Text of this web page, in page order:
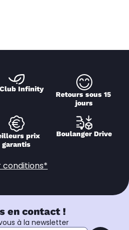
Infinity
Retours sous 15
jours
prix
garantis
Boulanger Drive
conditions*
en contact !
à la newsletter